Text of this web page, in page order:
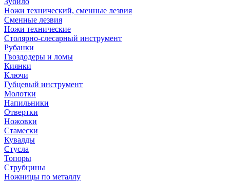
Ножи технический, сменные лезвия
Сменные лезвия
Ножи технические
Столярно-слесарный инструмент
Рубанки
Гвоздодеры и ломы
Киянки
Ключи
Губцевый инструмент
Молотки
Напильники
Отвертки
Ножовки
Стамески
Кувалды
Стусла
Топоры
Струбцины
Ножницы по металлу